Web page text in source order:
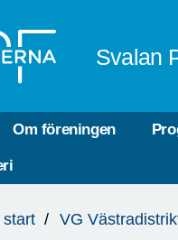
Svalan
Om föreningen
start VG